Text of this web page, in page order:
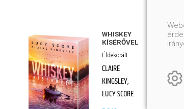
WHISKEY
KÍSÉRŐVEL
Éldekorált
CLAIRE
KINGSLEY,
LUCY SCORE